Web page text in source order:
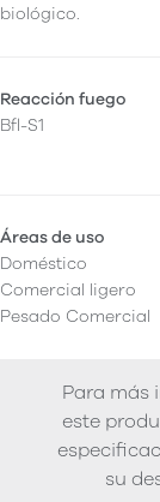
biológico.
Reacción fuego
Bfl-S1
Áreas de uso
Doméstico
Comercial ligero
Pesado Comercial
Para más
este
su